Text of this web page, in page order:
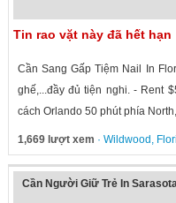
Tin rao vặt này đã hết hạn
Cần Sang Gấp Tiệm Nail In
ghế,...đầy đủ tiện nghi. - Rent
cách Orlando 50 phút phía
1,669 lượt xem · Wildwood ,
Cần Người Giữ Trẻ In